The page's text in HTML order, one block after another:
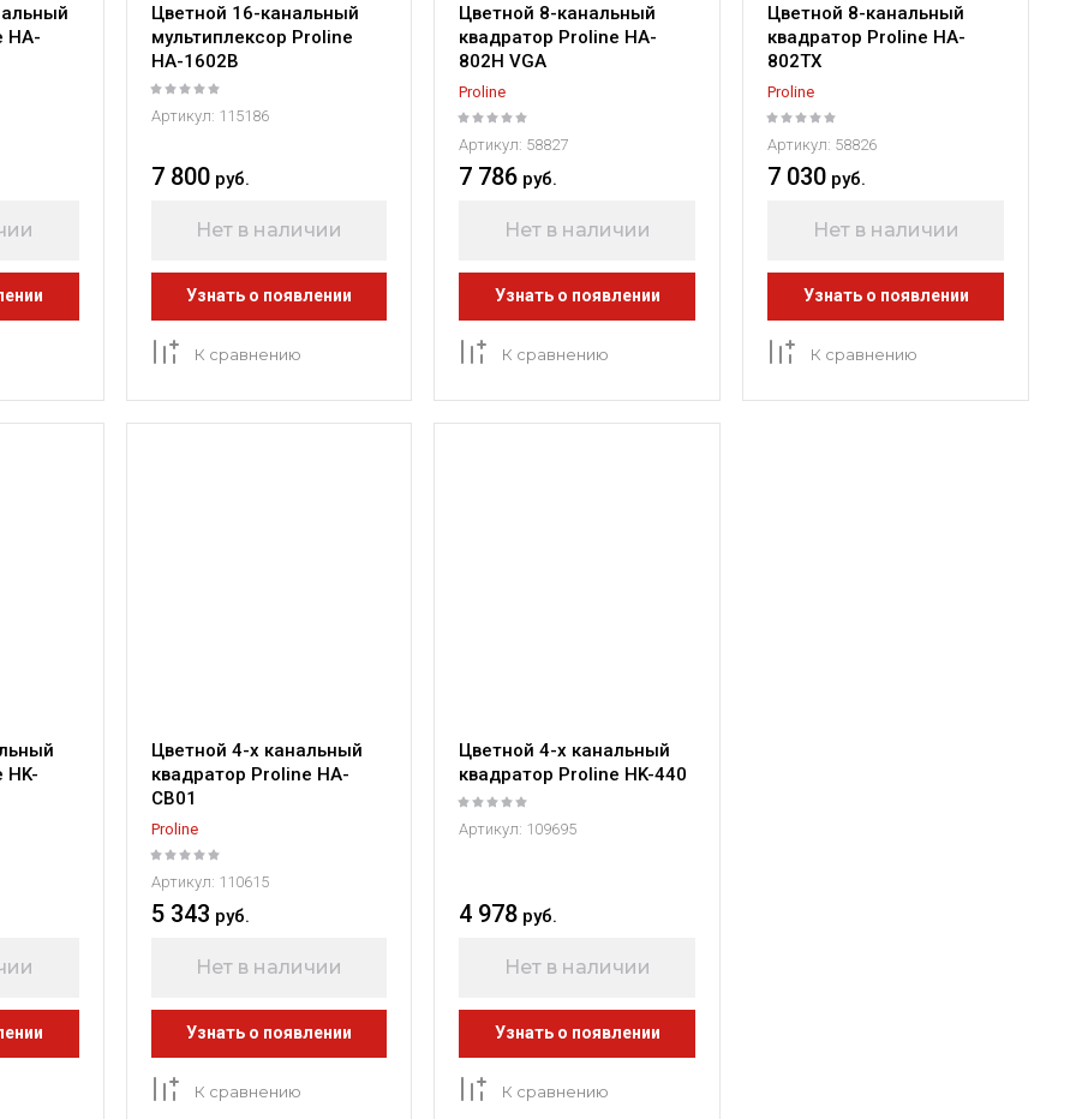
HA-
Цветной 16-канальный
мультиплексор Proline
HA-1602B
Артикул: 115186
7 800 руб.
Нет в наличии
Узнать о появлении
К сравнению
Цветной 8-канальный
квадратор Proline HA-
802H VGA
Proline
Артикул: 58827
7 786 руб.
Нет в наличии
Узнать о появлении
К сравнению
Цветной 8-канальный
квадратор Proline HA-
802TX
Proline
Артикул: 58826
7 030 руб.
Нет в наличии
Узнать о появлении
К сравнению
HK-
Цветной 4-х канальный
квадратор Proline HA-
CB01
Proline
Артикул: 110615
5 343 руб.
Нет в наличии
Узнать о появлении
К сравнению
Цветной 4-х канальный
квадратор Proline HK-440
Артикул: 109695
4 978 руб.
Нет в наличии
Узнать о появлении
К сравнению